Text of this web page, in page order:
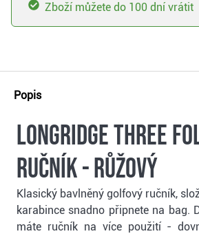
Zboží můžete do 100 dní vrátit
Popis
Longridge Three
ručník - růžový
Klasický bavlněný golfový ručník,
karabince snadno připnete na bag.
máte ručník na více použití -